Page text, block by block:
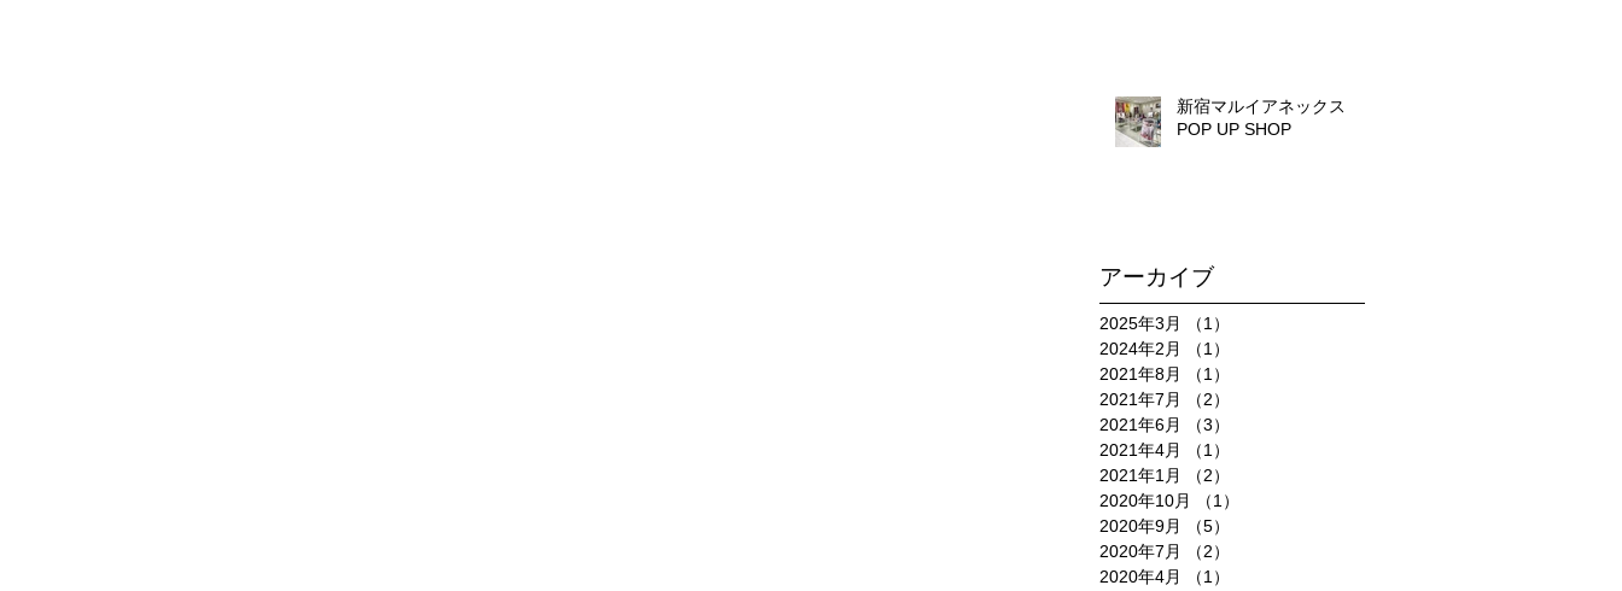
新宿マルイアネックス
POP UP SHOP
アーカイブ
2025年3月 （1）
2024年2月
（1）
2021年8月
（1）
2021年7月
（2）
2021年6月
（3）
2021年4月
（1）
2021年1月
（2）
2020年10月
（1）
2020年9月
（5）
2020年7月
（2）
2020年4月
（1）